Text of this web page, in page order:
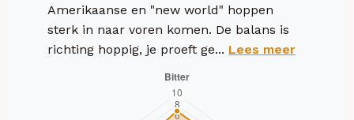
Amerikaanse en "new world" hoppen
sterk in naar voren komen. De balans is
richting hoppig, je proeft ge... Lees meer